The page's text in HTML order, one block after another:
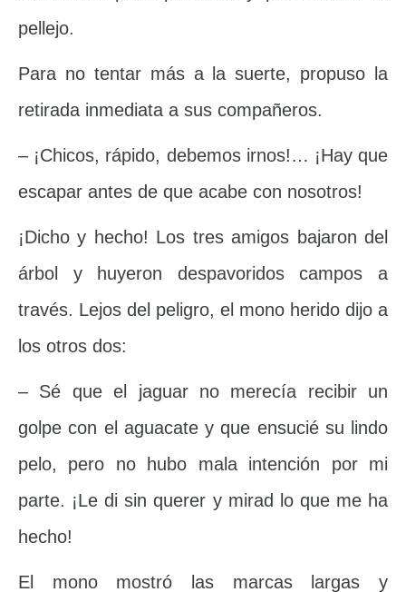
pellejo.
Para no tentar más a la suerte, propuso la
retirada inmediata a sus compañeros.
– ¡Chicos, rápido, debemos irnos!… ¡Hay que
escapar antes de que acabe con nosotros!
¡Dicho y hecho! Los tres amigos bajaron del
árbol y huyeron despavoridos campos a
través. Lejos del peligro, el mono herido dijo a
los otros dos:
– Sé que el jaguar no merecía recibir un
golpe con el aguacate y que ensucié su lindo
pelo, pero no hubo mala intención por mi
parte. ¡Le di sin querer y mirad lo que me ha
hecho!
El mono mostró las marcas largas y